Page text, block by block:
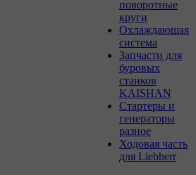
поворотные
круги
Охлаждающая
система
Запчасти для
буровых
станков
KAISHAN
Стартеры и
генераторы
разное
Ходовая часть
для Liebherr